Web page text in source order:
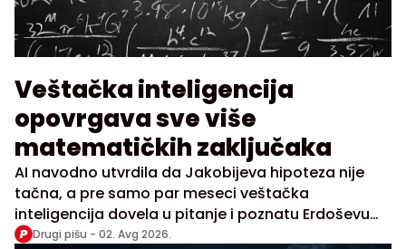
Veštačka inteligencija
opovrgava sve više
matematičkih zaključaka
AI navodno utvrdila da Jakobijeva hipoteza nije
tačna, a pre samo par meseci veštačka
inteligencija dovela u pitanje i poznatu Erdoševu
hipotezu, obe stare bezmalo 100 godina
Drugi pišu - 02. Avg 2026.